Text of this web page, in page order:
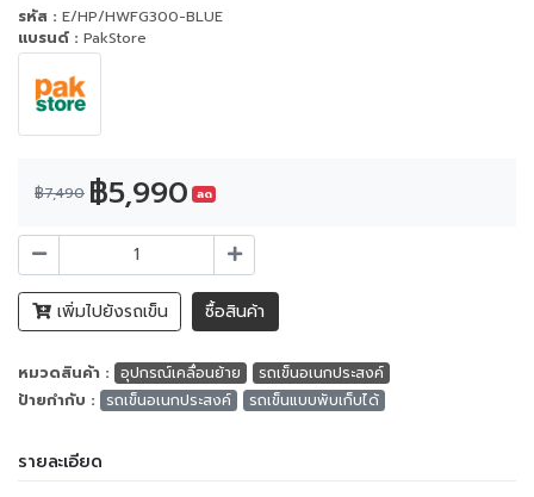
รหัส : E/HP/HWFG300-BLUE
แบรนด์ : PakStore
฿7,490 ฿5,990 ลด
เพิ่มไปยังรถเข็น ซื้อสินค้า
หมวดสินค้า : อุปกรณ์เคลื่อนย้าย
รถเข็นอเนกประสงค์
ป้ายกำกับ :
รถเข็นอเนกประสงค์ รถเข็นแบบพับเก็บได้
รายละเอียด